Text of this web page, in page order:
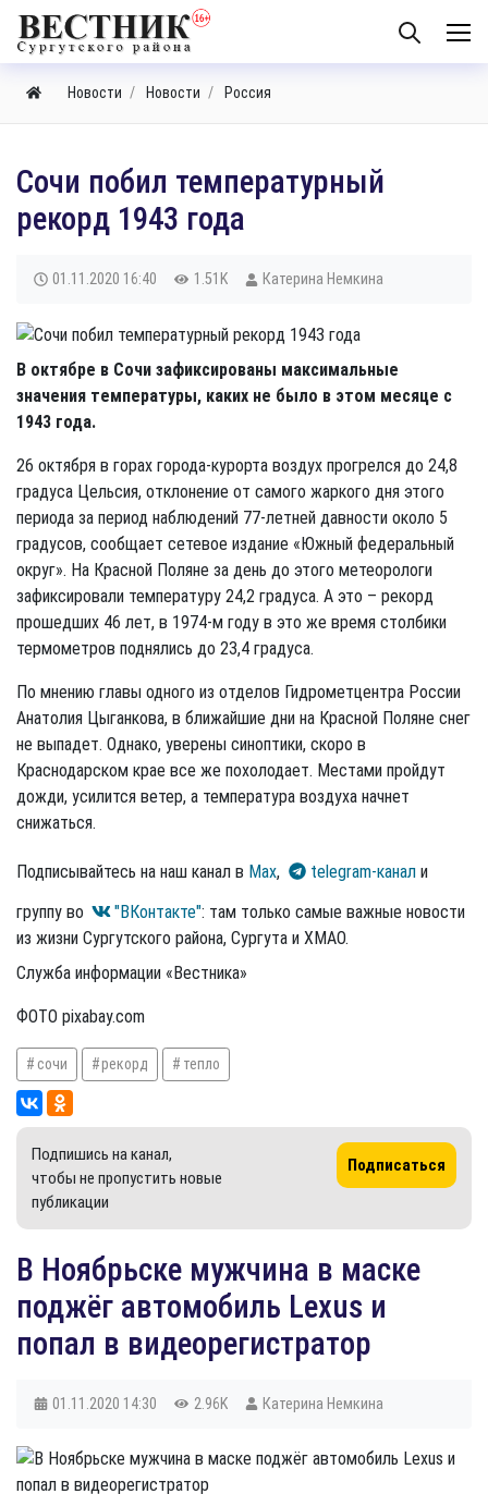
Новости Новости Россия
Сочи побил температурный
рекорд 1943 года
01.11.2020 16:40 1.51K Катерина Немкина
В октябре в Сочи зафиксированы максимальные
значения температуры, каких не было в этом месяце с
1943 года.
26 октября в горах города-курорта воздух прогрелся до 24,8
градуса Цельсия, отклонение от самого жаркого дня этого
периода за период наблюдений 77-летней давности около 5
градусов, сообщает сетевое издание «Южный федеральный
округ». На Красной Поляне за день до этого метеорологи
зафиксировали температуру 24,2 градуса. А это – рекорд
прошедших 46 лет, в 1974-м году в это же время столбики
термометров поднялись до 23,4 градуса.
По мнению главы одного из отделов Гидрометцентра России
Анатолия Цыганкова, в ближайшие дни на Красной Поляне снег
не выпадет. Однако, уверены синоптики, скоро в
Краснодарском крае все же похолодает. Местами пройдут
дожди, усилится ветер, а температура воздуха начнет
снижаться.
Подписывайтесь на наш канал в Max, telegram-канал и
группу во
"ВКонтакте": там только самые важные новости
из жизни Сургутского района, Сургута и ХМАО.
Служба информации «Вестника»
ФОТО pixabay.com
сочи рекорд тепло
Подпишись на канал,
чтобы не пропустить новые
публикации
Подписаться
В Ноябрьске мужчина в маске
поджёг автомобиль Lexus и
попал в видеорегистратор
01.11.2020 14:30 2.96K Катерина Немкина